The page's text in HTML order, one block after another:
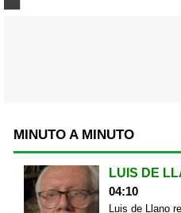
MINUTO A MINUTO
LUIS DE
04:10
Luis de Llano